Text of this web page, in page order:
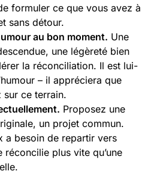
formuler ce que vous avez à
sans détour.
au bon moment. Une
une légèreté bien
la réconciliation. Il est lui-
– il appréciera que
sur ce terrain.
Proposez une
un projet commun.
a besoin de repartir vers
réconcilie plus vite qu’une